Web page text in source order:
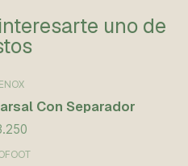
uno de
Con Separador